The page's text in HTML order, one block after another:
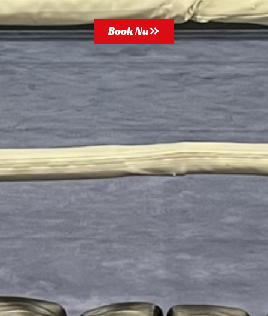
Book Nu